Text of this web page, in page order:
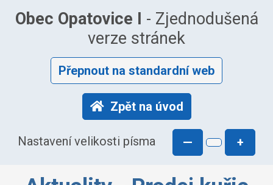
Obec Opatovice I - Zjednodušená
verze stránek
Přepnout na standardní web
Zpět na úvod
Nastavení velikosti písma — +